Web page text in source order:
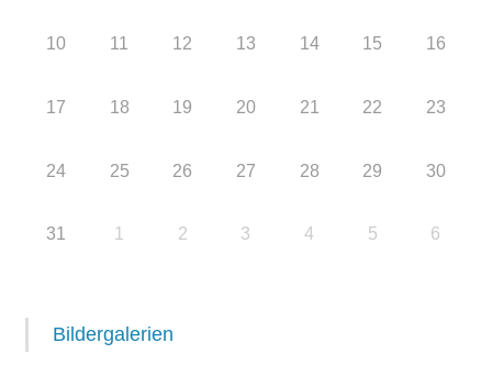
10 11 12 13 14 15 16
17 18 19 20 21 22 23
24 25 26 27 28 29 30
31 1 2 3 4 5 6
Bildergalerien